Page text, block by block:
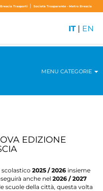
Trasporti | Società Trasparente - Metro Brescia
IT | EN
MENU CATEGORIE
EDIZIONE
scolastico 2025 / 2026 insieme
anche nel 2026 / 2027
scuole della città, questa volta